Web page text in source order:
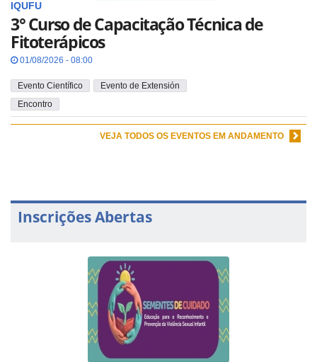
IQUFU
3° Curso de Capacitação Técnica de
Fitoterápicos
01/08/2026 - 08:00
Evento Científico
Evento de Extensión
Encontro
VEJA TODOS OS EVENTOS EM ANDAMENTO
Inscrições Abertas